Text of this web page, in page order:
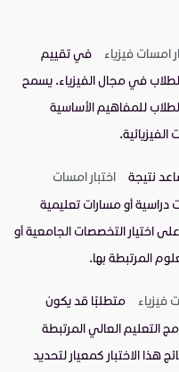
امسات فيزياء
في تقييم
في مجال الفيزياء. يسمح
للمفاهيم الأساسية
نتيجة
اختبار امسات
دراسية أو مسارات تعليمية
على اختيار التخصصات الجامعية أو
المرتبطة بها.
فيزياء
متطلبًا قد يكون
التعليم العالي المرتبطة
هذا الاختبار كمعيار لتحديد